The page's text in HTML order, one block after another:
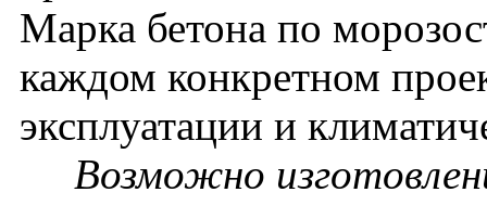
Марка бетона по
каждом конкретном
эксплуатации и
Возможно